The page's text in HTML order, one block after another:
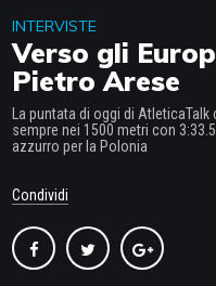
INTERVISTE
Verso gli
Pietro Arese
La puntata di oggi di
sempre nei 1500 metri con
azzurro per la Polonia
Condividi